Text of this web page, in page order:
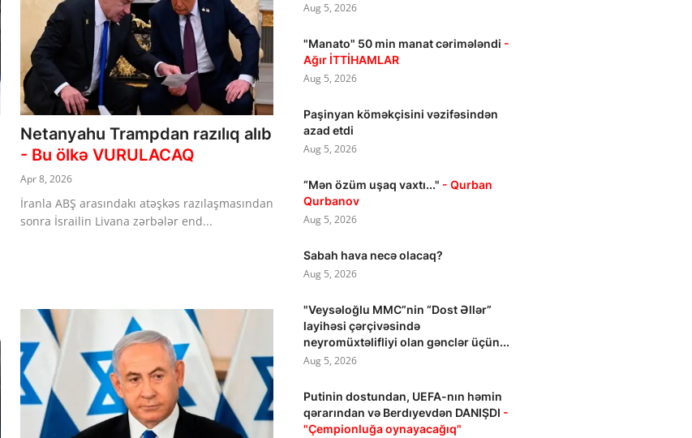
Netanyahu Trampdan razılıq alıb
- Bu ölkə VURULACAQ
Apr 8, 2026
İranla ABŞ arasındakı atəşkəs razılaşmasından
sonra İsrailin Livana zərbələr end...
Aug 5, 2026
"Manato" 50 min manat cərimələndi -
Ağır İTTİHAMLAR
Aug 5, 2026
Paşinyan köməkçisini vəzifəsindən
azad etdi
Aug 5, 2026
“Mən özüm uşaq vaxtı..." - Qurban
Qurbanov
Aug 5, 2026
Sabah hava necə olacaq?
Aug 5, 2026
"Veysəloğlu MMC”nin “Dost Əllər”
layihəsi çərçivəsində
neyromüxtəlifliyi olan gənclər üçün...
Aug 5, 2026
Putinin dostundan, UEFA-nın həmin
qərarından və Berdıyevdən DANIŞDI -
"Çempionluğa oynayacağıq"